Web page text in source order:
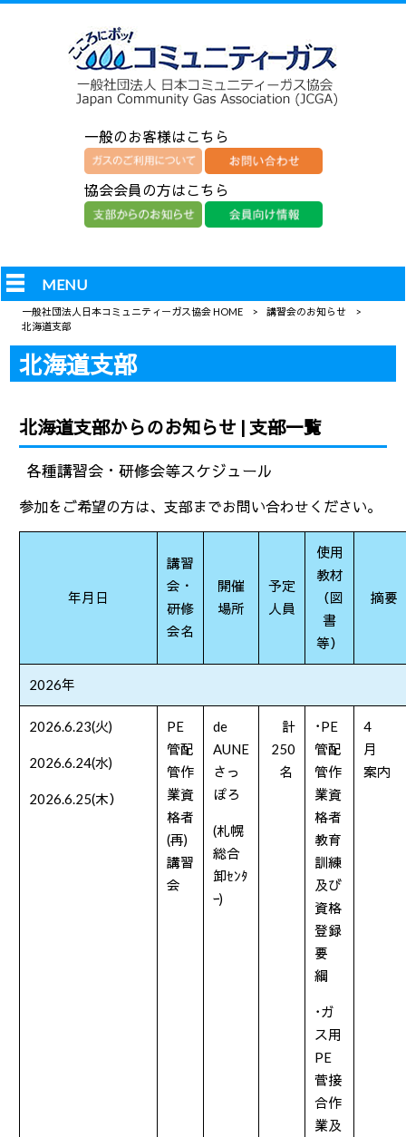
一般のお客様はこちら
協会会員の方はこちら
MENU
一般社団法人日本コミュニティーガス協会 HOME > 講習会のお知らせ
>
北海道支部
北海道支部
北海道支部からのお知らせ |支部一覧
各種講習会・研修会等スケジュール
参加をご希望の方は、支部までお問い合わせください。
年月日
講習
会・
研修
会名
開催
場所
予定
人員
使用
教材
（図
書
等）
摘要
2026年
2026.6.23(火)
2026.6.24(水)
2026.6.25(木）
PE
管配
管作
業資
格者
(再)
講習
会
de
AUNE
さっ
ぽろ
(札幌
総合
卸ｾﾝﾀ
ｰ)
計
250
名
･PE
管配
管作
業資
格者
教育
訓練
及び
資格
登録
要
綱
･ガ
ス用
PE
菅接
合作
業及
4
月
案内